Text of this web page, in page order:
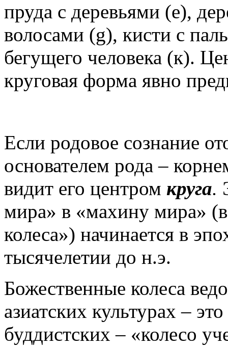
пруда с деревьями (е),
волосами (g), кисти с
бегущего человека (к).
круговая форма явно
Если родовое сознание
основателем рода –
видит его центром круга.
мира» в «махину мира»
колеса») начинается в
тысячелетии до н.э.
Божественные колеса
азиатских культурах –
буддистских – «колесо